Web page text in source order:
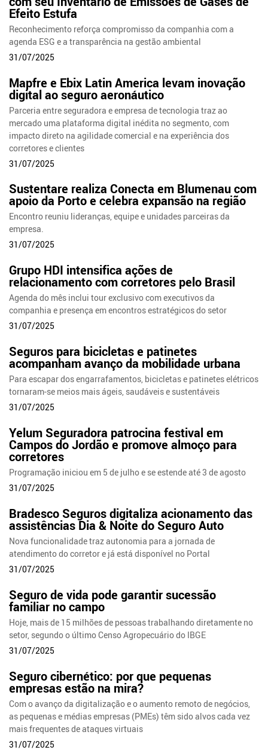
Efeito Estufa
Reconhecimento reforça compromisso da companhia com a
agenda ESG e a transparência na gestão ambiental
31/07/2025
Mapfre e Ebix Latin America levam inovação
digital ao seguro aeronáutico
Parceria entre seguradora e empresa de tecnologia traz ao
mercado uma plataforma digital inédita no segmento, com
impacto direto na agilidade comercial e na experiência dos
corretores e clientes
31/07/2025
Sustentare realiza Conecta em Blumenau com
apoio da Porto e celebra expansão na região
Encontro reuniu lideranças, equipe e unidades parceiras da
empresa.
31/07/2025
Grupo HDI intensifica ações de
relacionamento com corretores pelo Brasil
Agenda do mês inclui tour exclusivo com executivos da
companhia e presença em encontros estratégicos do setor
31/07/2025
Seguros para bicicletas e patinetes
acompanham avanço da mobilidade urbana
Para escapar dos engarrafamentos, bicicletas e patinetes elétricos
tornaram-se meios mais ágeis, saudáveis e sustentáveis
31/07/2025
Yelum Seguradora patrocina festival em
Campos do Jordão e promove almoço para
corretores
Programação iniciou em 5 de julho e se estende até 3 de agosto
31/07/2025
Bradesco Seguros digitaliza acionamento das
assistências Dia & Noite do Seguro Auto
Nova funcionalidade traz autonomia para a jornada de
atendimento do corretor e já está disponível no Portal
31/07/2025
Seguro de vida pode garantir sucessão
familiar no campo
Hoje, mais de 15 milhões de pessoas trabalhando diretamente no
setor, segundo o último Censo Agropecuário do IBGE
31/07/2025
Seguro cibernético: por que pequenas
empresas estão na mira?
Com o avanço da digitalização e o aumento remoto de negócios,
as pequenas e médias empresas (PMEs) têm sido alvos cada vez
mais frequentes de ataques virtuais
31/07/2025